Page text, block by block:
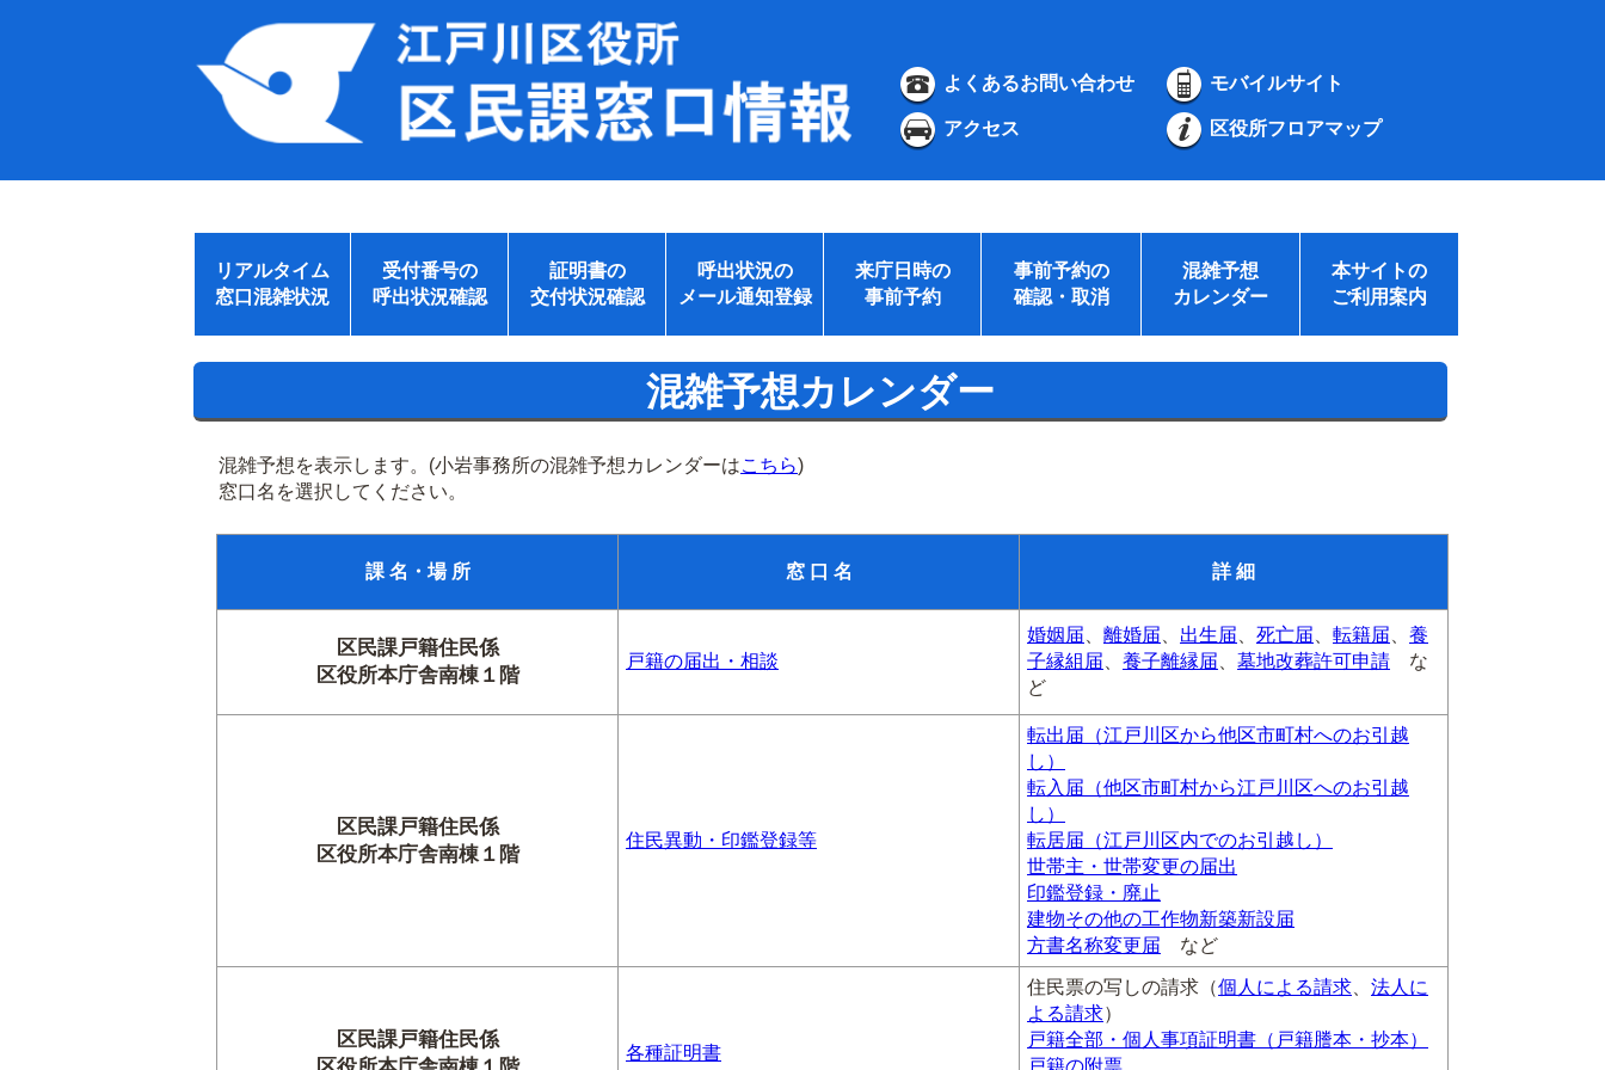
よくあるお問い合わせ モバイルサイト
アクセス 区役所フロアマップ
リアルタイム
窓口混雑状況
受付番号の
呼出状況確認
証明書の
交付状況確認
呼出状況の
メール通知登録
来庁日時の
事前予約
事前予約の
確認・取消
混雑予想
カレンダー
本サイトの
ご利用案内
混雑予想カレンダー
混雑予想を表示します。(小岩事務所の混雑予想カレンダーはこちら)
窓口名を選択してください。
課 名・場 所 窓 口 名 詳 細
区民課戸籍住民係
区役所本庁舎南棟１階
戸籍の届出・相談
婚姻届 離婚届 出生届 死亡届 転籍届
養
子縁組届
養子離縁届 墓地改葬許可申請 な
ど
区民課戸籍住民係
区役所本庁舎南棟１階
住民異動・印鑑登録等
転出届（江戸川区から他区市町村へのお引越
し）
転入届（他区市町村から江戸川区へのお引越
し）
転居届（江戸川区内でのお引越し）
世帯主・世帯変更の届出
印鑑登録・廃止
建物その他の工作物新築新設届
方書名称変更届 など
区民課戸籍住民係
各種証明書
住民票の写しの請求（個人による請求
法人に
よる請求）
戸籍全部・個人事項証明書（戸籍謄本・抄本）
戸籍の附票